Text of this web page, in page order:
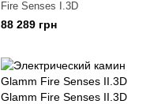
Fire Senses I.3D
88 289 грн